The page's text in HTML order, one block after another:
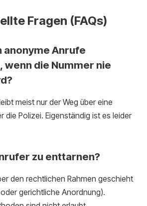
Fragen (FAQs)
anonyme Anrufe
wenn die Nummer nie
meist nur der Weg über eine
die Polizei. Eigenständig ist es leider
zu enttarnen?
den rechtlichen Rahmen geschieht
gerichtliche Anordnung).